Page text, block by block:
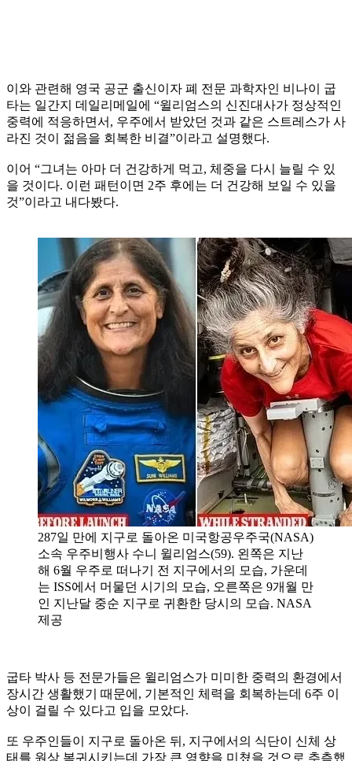
이와 관련해 영국 공군 출신이자 폐 전문 과학자인 비나이 굽
타는 일간지 데일리메일에 “윌리엄스의 신진대사가 정상적인
중력에 적응하면서, 우주에서 받았던 것과 같은 스트레스가 사
라진 것이 젊음을 회복한 비결”이라고 설명했다.
이어 “그녀는 아마 더 건강하게 먹고, 체중을 다시 늘릴 수 있
을 것이다. 이런 패턴이면 2주 후에는 더 건강해 보일 수 있을
것”이라고 내다봤다.
287일 만에 지구로 돌아온 미국항공우주국(NASA)
소속 우주비행사 수니 윌리엄스(59). 왼쪽은 지난
해 6월 우주로 떠나기 전 지구에서의 모습, 가운데
는 ISS에서 머물던 시기의 모습, 오른쪽은 9개월 만
인 지난달 중순 지구로 귀환한 당시의 모습. NASA
제공
굽타 박사 등 전문가들은 윌리엄스가 미미한 중력의 환경에서
장시간 생활했기 때문에, 기본적인 체력을 회복하는데 6주 이
상이 걸릴 수 있다고 입을 모았다.
또 우주인들이 지구로 돌아온 뒤, 지구에서의 식단이 신체 상
태를 원상 복귀시키는데 가장 큰 영향을 미쳤을 것으로 추측했